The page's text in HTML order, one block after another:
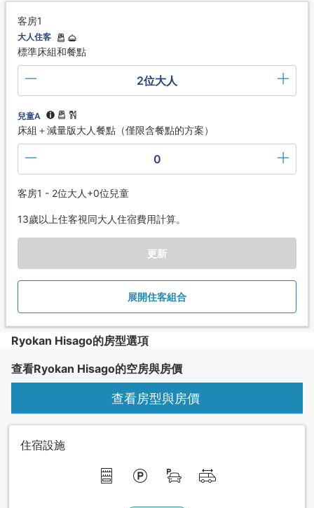
客房1
大人住客
標準床組和餐點
2位大人
兒童A
床組＋減量版大人餐點（僅限含餐點的方案）
0
客房1 - 2位大人+0位兒童
13歲以上住客視同大人住宿費用計算。
更新
展開住客組合
Ryokan Hisago的房型選項
查看Ryokan Hisago的空房與房價
查看房型與房價
住宿設施